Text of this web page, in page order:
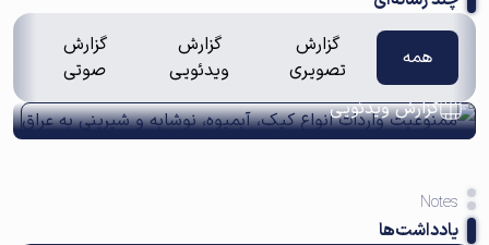
همه
گزارش
تصویری
گزارش
ویدئویی
گزارش
صوتی
ممنوعیت واردات انواع کیک، آبمیوه، نوشابه و
شیرینی به عراق
گزارش ویدئویی
Notes
یادداشت‌ها